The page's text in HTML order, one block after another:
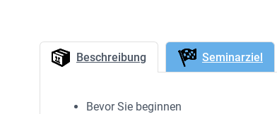
Beschreibung Seminarziel
Bevor Sie beginnen